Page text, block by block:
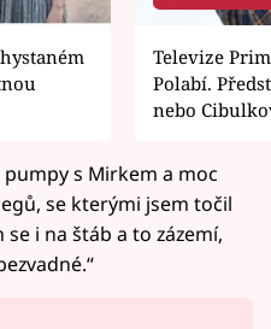
Televize
Polabí.
nebo
pumpy s Mirkem a moc
se kterými jsem točil
i na štáb a to zázemí,